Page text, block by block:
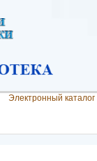
Электронный каталог